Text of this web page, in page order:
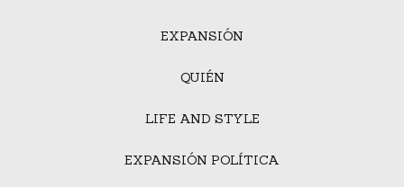
EXPANSIÓN
QUIÉN
LIFE AND STYLE
EXPANSIÓN POLÍTICA